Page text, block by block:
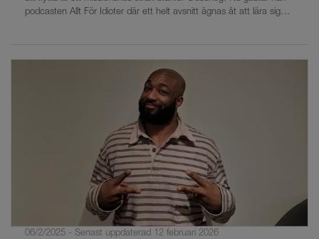
podcasten Allt För Idioter där ett helt avsnitt ägnas åt att lära sig
06/2/2025 - Senast uppdaterad 12 februari 2026